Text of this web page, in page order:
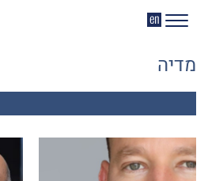
דלג לסרגל הניווט
דלג לתוכן
EN
מדיה